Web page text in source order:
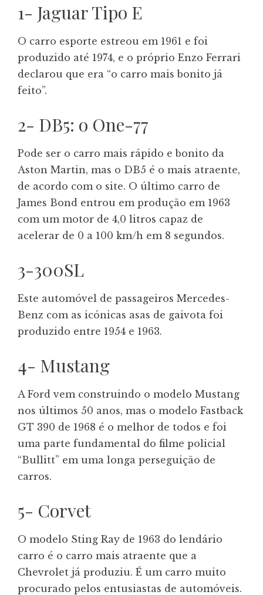
1- Jaguar Tipo E
O carro esporte estreou em 1961 e foi
produzido até 1974, e o próprio Enzo Ferrari
declarou que era “o carro mais bonito já
feito”.
2- DB5: o One-77
Pode ser o carro mais rápido e bonito da
Aston Martin, mas o DB5 é o mais atraente,
de acordo com o site. O último carro de
James Bond entrou em produção em 1963
com um motor de 4,0 litros capaz de
acelerar de 0 a 100 km/h em 8 segundos.
3-300SL
Este automóvel de passageiros Mercedes-
Benz com as icónicas asas de gaivota foi
produzido entre 1954 e 1963.
4- Mustang
A Ford vem construindo o modelo Mustang
nos últimos 50 anos, mas o modelo Fastback
GT 390 de 1968 é o melhor de todos e foi
uma parte fundamental do filme policial
“Bullitt” em uma longa perseguição de
carros.
5- Corvet
O modelo Sting Ray de 1963 do lendário
carro é o carro mais atraente que a
Chevrolet já produziu. É um carro muito
procurado pelos entusiastas de automóveis.